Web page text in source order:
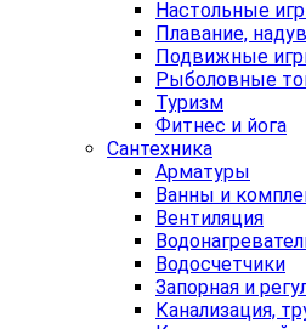
Настольные
Плавание,
Подвижные
Рыболовные
Туризм
Фитнес и йога
Сантехника
Арматуры
Ванны и
Вентиляция
Водосчетчики
Запорная и
Канализация,